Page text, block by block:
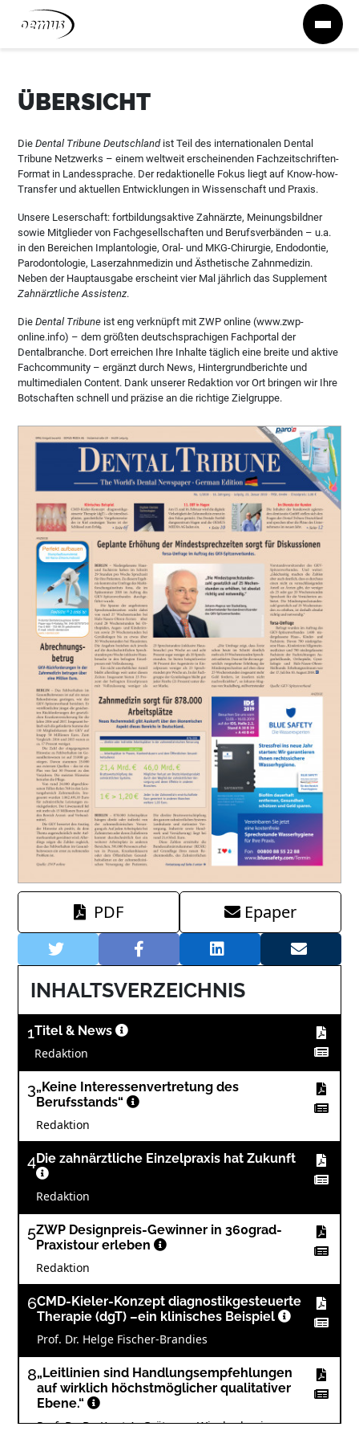
Zum Inhalt springen
ÜBERSICHT
DieDental Tribune Deutschlandist Teil des internationalen Dental
Tribune Netzwerks – einem weltweit erscheinenden Fachzeitschriften-
Format in Landessprache. Der redaktionelle Fokus liegt auf Know-how-
Transfer und aktuellen Entwicklungen in Wissenschaft und Praxis.
Unsere Leserschaft: fortbildungsaktive Zahnärzte, Meinungsbildner
sowie Mitglieder von Fachgesellschaften und Berufsverbänden – u.a.
in den Bereichen Implantologie, Oral- und MKG-Chirurgie, Endodontie,
Parodontologie, Laserzahnmedizin und Ästhetische Zahnmedizin.
Neben der Hauptausgabe erscheint vier Mal jährlich das Supplement
Zahnärztliche Assistenz.
DieDental Tribune ist eng verknüpft mit ZWP online (www.zwp-
online.info) – dem größten deutschsprachigen Fachportal der
Dentalbranche. Dort erreichen Ihre Inhalte täglich eine breite und aktive
Fachcommunity – ergänzt durch News, Hintergrundberichte und
multimedialen Content. Dank unserer Redaktion vor Ort bringen wir Ihre
Botschaften schnell und präzise an die richtige Zielgruppe.
PDF Epaper
INHALTSVERZEICHNIS
1Titel & News
Redaktion
3„Keine Interessenvertretung des
Berufsstands“
Redaktion
4Die zahnärztliche Einzelpraxis hat Zukunft
Redaktion
5ZWP Designpreis-Gewinner in 360grad-
Praxistour erleben
Redaktion
6CMD-Kieler-Konzept diagnostikgesteuerte
Therapie (dgT) –ein klinisches Beispiel
Prof. Dr. Helge Fischer-Brandies
8„Leitlinien sind Handlungsempfehlungen
auf wirklich höchstmöglicher qualitativer
Ebene.“
Prof. Dr. Dr. Knut A. Grötz aus Wiesbaden im